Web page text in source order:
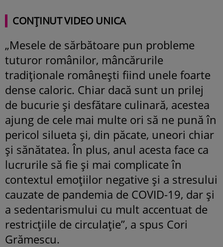
CONȚINUT VIDEO UNICA
„Mesele de sărbătoare pun probleme
tuturor românilor, mâncărurile
tradiționale românești fiind unele foarte
dense caloric. Chiar dacă sunt un prilej
de bucurie și desfătare culinară, acestea
ajung de cele mai multe ori să ne pună în
pericol silueta și, din păcate, uneori chiar
și sănătatea. În plus, anul acesta face ca
lucrurile să fie și mai complicate în
contextul emoțiilor negative și a stresului
cauzate de pandemia de COVID-19, dar și
a sedentarismului cu mult accentuat de
restricțiile de circulație”, a spus Cori
Grămescu.